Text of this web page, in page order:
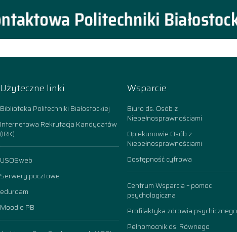
Użyteczne linki
Biblioteka Politechniki Białostockiej
Internetowa Rekrutacja Kandydatów
(IRK)
USOSweb
Serwery pocztowe
eduroam
Moodle PB
Wsparcie
Biuro ds. Osób z
Niepełnosprawnościami
Opiekunowie Osób z
Niepełnosprawnościami
Dostępność cyfrowa
Centrum Wsparcia – pomoc
psychologiczna
Profilaktyka zdrowia psychicznego
Pełnomocnik ds. Równego